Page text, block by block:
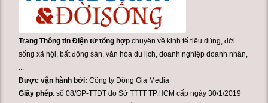
Trang Thông tin Điện tử tổng hợp chuyên về kinh tế tiêu dùng, đời
sống xã hội, bất động sản, văn hóa du lịch, doanh nghiệp doanh nhân,
...
Được vận hành bởi:Công ty Đông Gia Media
Giấy phép: số 08/GP-TTĐT do Sở TTTT TP.HCM cấp ngày 30/1/2019